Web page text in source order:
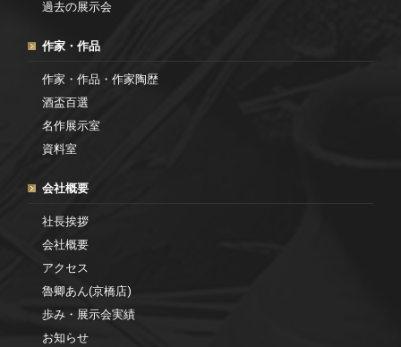
過去の展示会
作家・作品
作家・作品・作家陶歴
酒盃百選
名作展示室
資料室
会社概要
社長挨拶
会社概要
アクセス
魯卿あん(京橋店)
歩み・展示会実績
お知らせ